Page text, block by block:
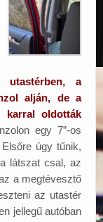
utastérben, a
alján, de a
karral oldották
egy 7”-os
úgy tűnik,
látszat csal, az
a megtévesztő
az utastér
jellegű autóban